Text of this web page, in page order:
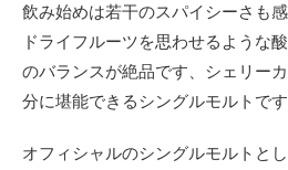
飲み始めは若干のスパイシーさも
ドライフルーツを思わせるような
のバランスが絶品です、シェリー
分に堪能できるシングルモルトです
オフィシャルのシングルモルトと